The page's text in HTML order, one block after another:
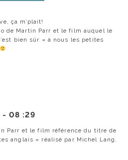
ça m’plait!
de Martin Parr et le film auquel le
bien sûr « à nous les petites
- 08 :29
Parr et le film référence du titre de
anglais » réalisé par Michel Lang.